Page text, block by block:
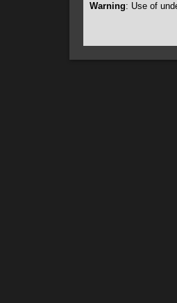
Warning: Use of